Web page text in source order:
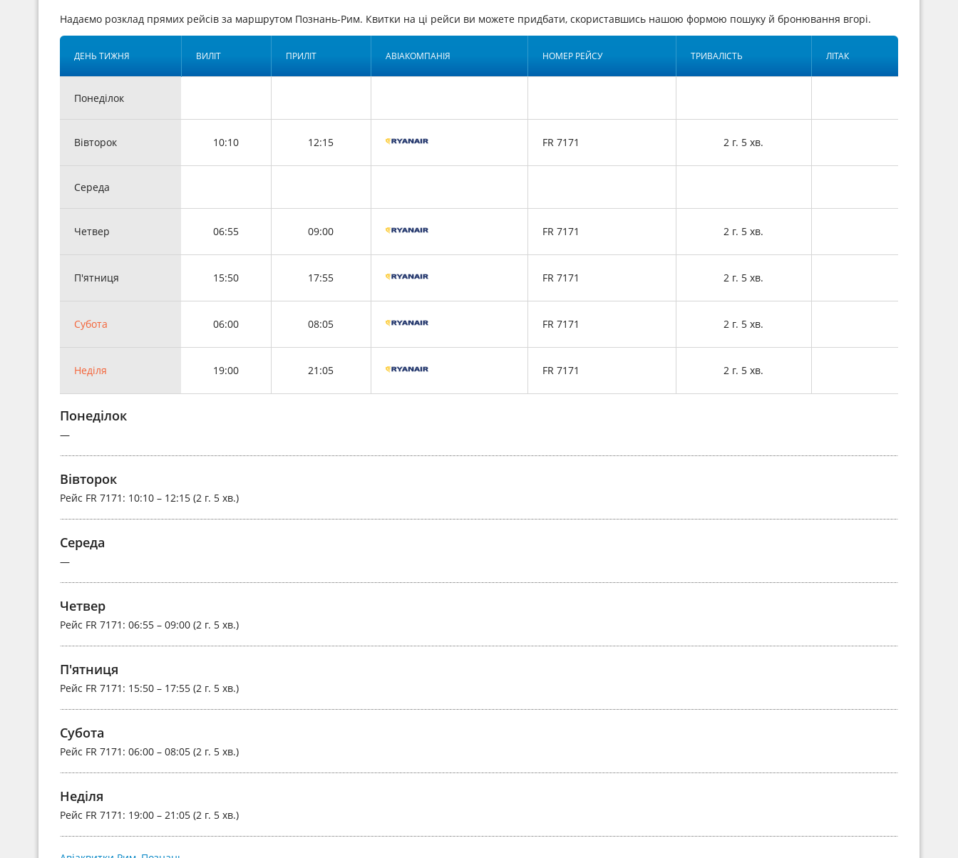
Надаємо розклад прямих рейсів за маршрутом Познань-Рим. Квитки на ці рейси ви можете придбати, скориставшись нашою формою пошуку й бронювання вгорі.
ДЕНЬ ТИЖНЯ ВИЛІТ ПРИЛІТ АВІАКОМПАНІЯ НОМЕР РЕЙСУ ТРИВАЛІСТЬ ЛІТАК
Понеділок
Вівторок 10:10 12:15 FR 7171 2 г. 5 хв.
Середа
Четвер 06:55 09:00 FR 7171 2 г. 5 хв.
П'ятниця 15:50 17:55 FR 7171 2 г. 5 хв.
Субота 06:00 08:05 FR 7171 2 г. 5 хв.
Неділя 19:00 21:05 FR 7171 2 г. 5 хв.
Понеділок
—
Вівторок
Рейс FR 7171 : 10:10 – 12:15 (2 г. 5 хв.)
Середа
—
Четвер
Рейс FR 7171 : 06:55 – 09:00 (2 г. 5 хв.)
П'ятниця
Рейс FR 7171 : 15:50 – 17:55 (2 г. 5 хв.)
Субота
Рейс FR 7171 : 06:00 – 08:05 (2 г. 5 хв.)
Неділя
Рейс FR 7171 : 19:00 – 21:05 (2 г. 5 хв.)